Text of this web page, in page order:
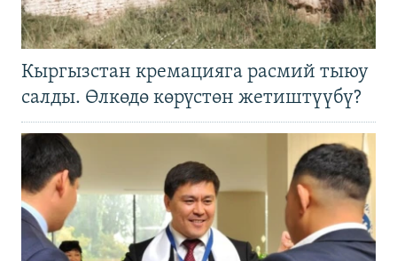
Кыргызстан кремацияга расмий тыюу
салды. Өлкөдө көрүстөн жетиштүүбү?